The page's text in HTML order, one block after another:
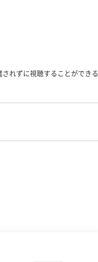
れずに視聴することができる